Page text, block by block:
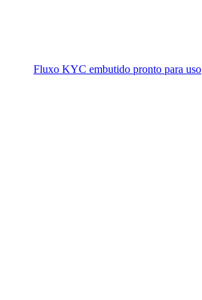
Fluxo KYC embutido pronto para uso